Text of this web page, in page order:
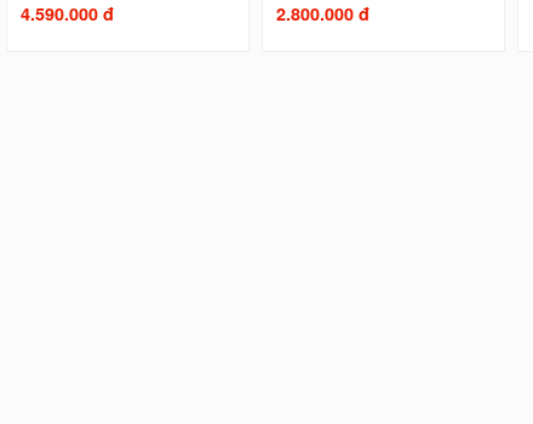
4.590.000 đ 2.800.000 đ